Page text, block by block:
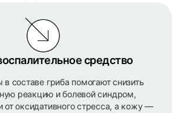
средство
в составе гриба помогают снизить
реакцию и болевой синдром,
от оксидативного стресса, а кожу —